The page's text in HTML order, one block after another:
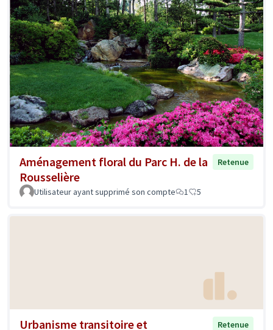
Aménagement floral du Parc H. de la
Rousselière
Retenue
Utilisateur ayant supprimé son compte 1 5
Urbanisme transitoire et Retenue